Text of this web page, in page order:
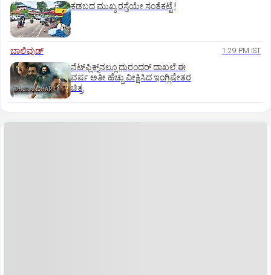
ಕಡಬದ ಮುಖ್ಯ ರಸ್ತೆಯೇ ಸಂತೆಕಟ್ಟೆ !
ಬಾಲಿವುಡ್‌ 1:29 PM IST
ನೆಟ್‌ಫ್ಲಿಕ್ಸ್‌ನಲ್ಲೂ ಧುರಂಧರ್‌ ದಾಖಲೆ:ಈ
ವರ್ಷ ಅತೀ ಹೆಚ್ಚು ವೀಕ್ಷಿಸಿದ ಇಂಗ್ಲಿಷೇತರ
ಚಿತ್ರ